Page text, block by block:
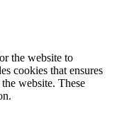
the website to
cookies that ensures
website. These